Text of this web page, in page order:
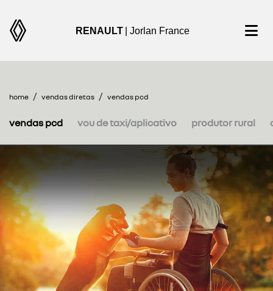
RENAULT | Jorlan France
home vendas diretas vendas pcd
vendas pcd vou de taxi/aplicativo produtor rural